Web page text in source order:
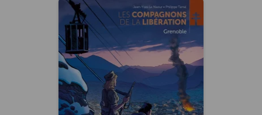
Les Compagnons
de la Libération :
Grenoble -
histoire complète
Date de parution :
19/06/2024